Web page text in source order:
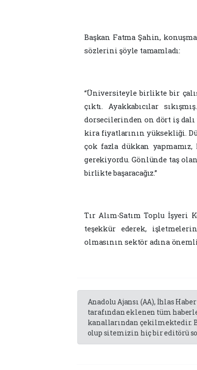
Başkan Fatma Şahin,
sözlerini şöyle tamamladı:
“Üniversiteyle birlikte bir
çıktı. Ayakkabıcılar
dorsecilerinden on dört iş dalı
kira fiyatlarının yüksekliği.
çok fazla dükkan
gerekiyordu. Gönlünde taş
birlikte başaracağız.”
Tır Alım-Satım Toplu İşyeri
teşekkür ederek,
olmasının sektör adına
Anadolu Ajansı (AA), İhlas
tarafından eklenen tüm
kanallarından çekilmektedir.
olup sitemizin hiç bir editörü